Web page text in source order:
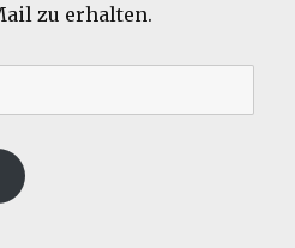
zu erhalten.